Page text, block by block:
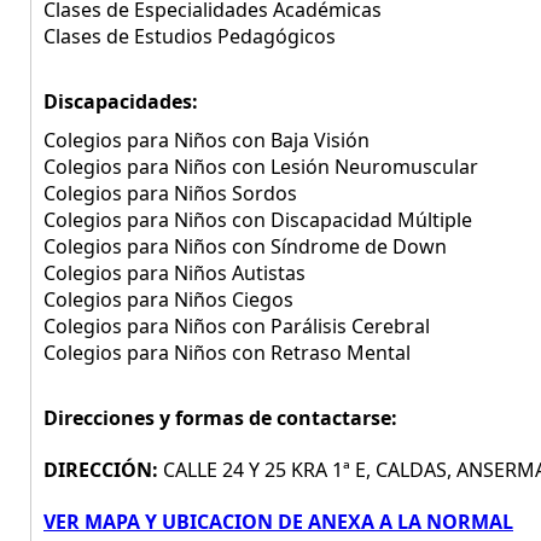
Clases de Especialidades Académicas
Clases de Estudios Pedagógicos
Discapacidades:
Colegios para Niños con Baja Visión
Colegios para Niños con Lesión Neuromuscular
Colegios para Niños Sordos
Colegios para Niños con Discapacidad Múltiple
Colegios para Niños con Síndrome de Down
Colegios para Niños Autistas
Colegios para Niños Ciegos
Colegios para Niños con Parálisis Cerebral
Colegios para Niños con Retraso Mental
Direcciones y formas de contactarse:
DIRECCIÓN: CALLE 24 Y 25 KRA 1ª E, CALDAS,
VER MAPA Y UBICACION DE ANEXA A LA NORMAL